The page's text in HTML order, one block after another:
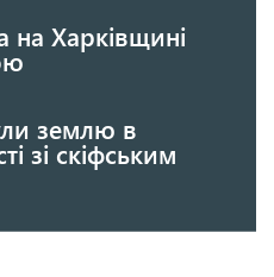
на Харківщині
землю в
зі скіфським